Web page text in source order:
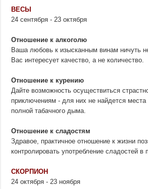
ВЕСЫ
24 сентября - 23 октября
Отношение к алкоголю
Ваша любовь к изысканным винам ничуть
Вас интересует качество, а не количество.
Отношение к курению
Дайте возможность осуществиться
приключениям - для них не найдется
полной табачного дыма.
Отношение к сладостям
Здравое, практичное отношение к жизни
контролировать употребление сладостей в
СКОРПИОН
24 октября - 23 ноября